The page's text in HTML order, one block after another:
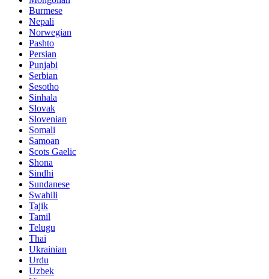
Burmese
Nepali
Norwegian
Pashto
Persian
Punjabi
Serbian
Sesotho
Sinhala
Slovak
Slovenian
Somali
Samoan
Scots Gaelic
Shona
Sindhi
Sundanese
Swahili
Tajik
Tamil
Telugu
Thai
Ukrainian
Urdu
Uzbek